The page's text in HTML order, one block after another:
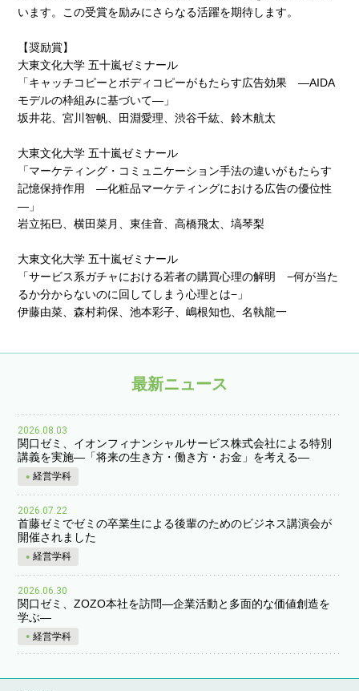
います。この受賞を励みにさらなる活躍を期待します。
【奨励賞】
⼤東⽂化⼤学 五⼗嵐ゼミナール
「キャッチコピーとボディコピーがもたらす広告効果 ―AIDA
モデルの枠組みに基づいて―」
坂井花、宮川智帆、⽥淵愛理、渋⾕千紘、鈴⽊航太
⼤東⽂化⼤学 五⼗嵐ゼミナール
「マーケティング・コミュニケーション⼿法の違いがもたらす
記憶保持作⽤ ―化粧品マーケティングにおける広告の優位性
―」
岩⽴拓⺒、横⽥菜⽉、東佳⾳、⾼橋⾶太、塙琴梨
⼤東⽂化⼤学 五⼗嵐ゼミナール
「サービス系ガチャにおける若者の購買⼼理の解明 −何が当た
るか分からないのに回してしまう⼼理とは−」
伊藤由菜、森村莉保、池本彩⼦、嶋根知也、名執⿓一
最新ニュース
2026.08.03
関口ゼミ、イオンフィナンシャルサービス株式会社による特別
講義を実施―「将来の生き方・働き方・お金」を考える―
経営学科
2026.07.22
首藤ゼミでゼミの卒業生による後輩のためのビジネス講演会が
開催されました
経営学科
2026.06.30
関口ゼミ、ZOZO本社を訪問―企業活動と多面的な価値創造を
学ぶ―
経営学科